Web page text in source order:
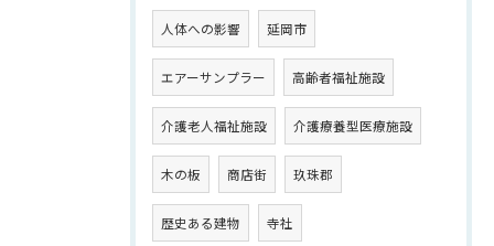
人体への影響 延岡市
エアーサンプラー 高齢者福祉施設
介護老人福祉施設 介護療養型医療施設
木の板 商店街 玖珠郡
歴史ある建物 寺社